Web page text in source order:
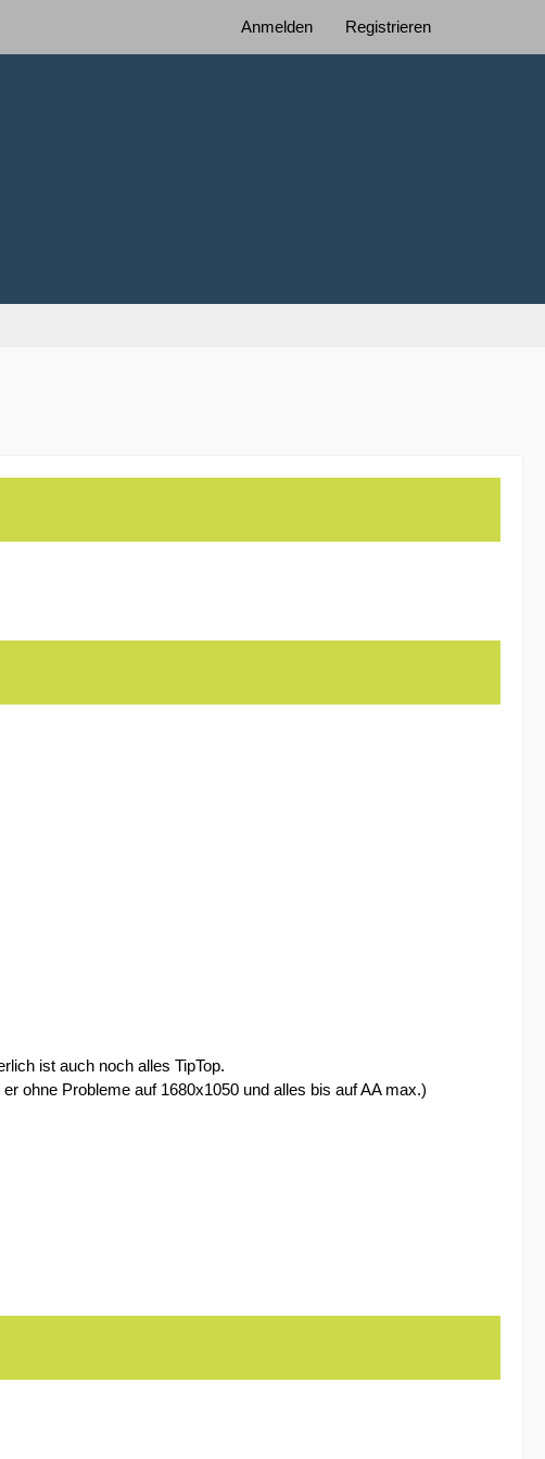
Anmelden Registrieren
ist auch noch alles TipTop.
ohne Probleme auf 1680x1050 und alles bis auf AA max.)